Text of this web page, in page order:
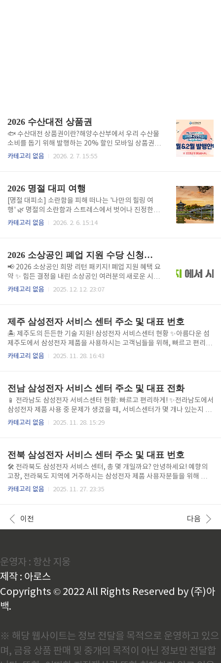
2026 수산대전 상품권
🐟 수산대전 상품권이란?해양수산부에서 우리 수산물
소비를 돕기 위해 발행하는 20% 할인 모바일 상품권입
니다. 1만 원어치 수산물을 8,000원에 살 수 있는 셈이
026년 12월 15일까지 (발행 회차별 확인 필요) 🛒 어디
서 쓰나요? (사용처) 전통시장: 전국 전통시장 내 수산
물 가맹점 (제로페이 가맹점)온라인몰: 온누리 전통시
장, 온누리 굿데이 등 지정된 온라인 쇼핑몰마트/횟집:
'수산대전 상품권' 스티커가 붙은 동네 마트나 횟집 (대
카테고리 없음 2026. 2. 7. 15:55
2026 명절 대피 여행
[명절 대피소] 소란함을 피해 떠나는 '나만의 힐링 여
행' 🌿 명절의 소란함과 스트레스에서 벗어나 진정한 휴
식을 원하는 '혼행족'을 위한 명절 대피 여행 가이드입
분들께 최적.[서울 도심]포인트: 텅 빈 서울의 고궁 산책
및 도심형 템플스테이.추천: 멀리 이동하는 것 자체가
스트레스인 분들께 추천. 🏠 숙소 & 맛집 팁 숙소: 고립
감을 주는 자연휴양림이나 서비스가 완벽한 도심 호텔.
맛집: 정갈한 1인 가정식이나 느끼함을 달래줄 담백한
카테고리 없음 2026. 2. 6. 15:14
2026 소상공인 폐업 지원 수당 신청하기
📢 2026 소상공인 희망 리턴 패키지! 폐업 지원 혜택 요
약 ✨ 힘든 결정을 내린 소상공인 여러분의 새로운 시작
을 응원합니다. 2026년 소상공인 폐업 지원 정책의 핵
카테고리 없음 2025. 12. 12. 23:07
제주 삼성전자 서비스 센터 주소 및 대표 번호
🏝️ 제주도의 든든한 기술 지원! 삼성전자 서비스센터 현황 ✨​아름다운 섬
제주도에서 삼성전자 제품을 사용하시는 고객님들을 위해, 빠르고 편리하
게 이용할 수 있는 서비스센터 정보를 간략하게 정리해 드립니다!​ 🗺️ 제주
자 서비스 제주 센터​3. 삼성전자 서비스 인화 휴대폰 센터🚀 더 편리한 서
비스 이용 팁!​📲 온라인 예약: 센터 방문 전 미리 예약하면 대기 시간을 최
소화할 수 있습니다.​📞 전화 상담: 간단한 문제 해결이나 궁금증은 전화로
도 신속하게 도움을 받을 수 있습니..
카테고리 없음 2025. 11. 28. 16:43
전남 삼성전자 서비스 센터 주소 및 대표 전화
📱 전라남도 삼성전자 서비스센터 현황: 빠르고 편리하게! ✨​전라남도에서
삼성전자 제품 사용 중 문제가 생겼을 때, 서비스센터가 몇 개나 있는지 궁
금하시죠? ​고객님들의 편의를 위해 전라남도 내 삼성전자 서비스센터 정
나주 휴대폰 센터​6. 삼성전자 서비스 광양 휴대폰 센터💡 참고: 서비스센
터의 정확한 주소, 운영 시간, 그리고 취급하는 제품 품목(휴대폰, 가전 등)
은 센터별로 다를 수 있으니, 방문 전에 반드시 삼성전자 서비스 홈페이지
나 전화로 확인하시는..
카테고리 없음 2025. 11. 28. 15:29
전북 삼성전자 서비스 센터 주소 및 대표 번호
🛠️ 전라북도 삼성전자 서비스 센터, 총 몇 개일까요? ​안녕하세요! 예향의
고장, 전라북도 지역에 거주하시는 삼성전자 제품 사용자분들을 위해 서비
스 센터 현황을 간략하게 정리해 드립니다!​ 🗺️ 전라북도 주요 서비스 센터
서비스 전주 센터 (덕진구)​2. 삼성전자 서비스 서전주 센터 (완산구)​3. 삼
성전자 서비스 북전주 휴대폰 센터 (송천동)​4. 삼성전자 서비스 군산 센터​
카테고리 없음 2025. 11. 27. 23:35
이전 다음
운영자 : 항산 지웅
제작 : 아로스
Copyrights © 2022 All Rights Reserved by (주)아
백.
※ 해당 웹사이트는 정보 전달을 목적으로 운영하고 있으
며, 금융 상품 판매 및 중개의 목적이 아닌 정보만 전달합